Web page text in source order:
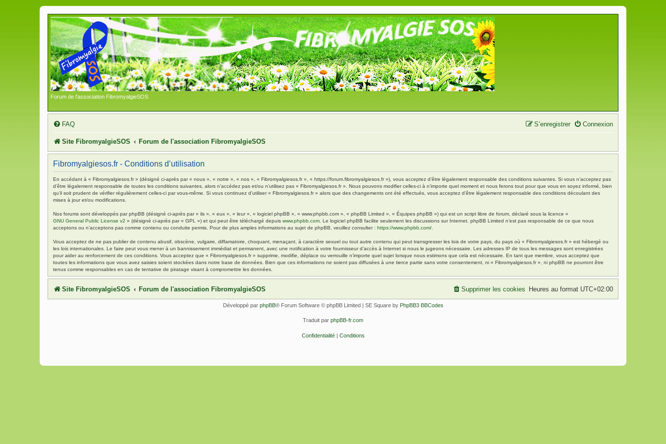
Forum de l'association FibromyalgieSOS
FAQ Connexion
S’enregistrer
Site FibromyalgieSOS Forum de l'association FibromyalgieSOS
Fibromyalgiesos.fr - Conditions d’utilisation
En accédant à « Fibromyalgiesos.fr » (désigné ci-après par « nous », « notre », « nos », « Fibromyalgiesos.fr », « https://forum.fibromyalgiesos.fr »), vous acceptez d’être légalement responsable des conditions suivantes. Si vous n’acceptez pas
d’être légalement responsable de toutes les conditions suivantes, alors n’accédez pas et/ou n’utilisez pas « Fibromyalgiesos.fr ». Nous pouvons modifier celles-ci à n’importe quel moment et nous ferons tout pour que vous en soyez informé, bien
qu’il soit prudent de vérifier régulièrement celles-ci par vous-même. Si vous continuez d’utiliser « Fibromyalgiesos.fr » alors que des changements ont été effectués, vous acceptez d’être légalement responsable des conditions découlant des
mises à jour et/ou modifications.
Nos forums sont développés par phpBB (désigné ci-après par « ils », « eux », « leur », « logiciel phpBB », « www.phpbb.com », « phpBB Limited », « Équipes phpBB ») qui est un script libre de forum, déclaré sous la licence «
GNU General Public License v2 » (désigné ci-après par « GPL ») et qui peut être téléchargé depuis www.phpbb.com . Le logiciel phpBB facilite seulement les discussions sur Internet. phpBB Limited n’est pas responsable de ce que nous
acceptons ou n’acceptons pas comme contenu ou conduite permis. Pour de plus amples informations au sujet de phpBB, veuillez consulter : https://www.phpbb.com/
Vous acceptez de ne pas publier de contenu abusif, obscène, vulgaire, diffamatoire, choquant, menaçant, à caractère sexuel ou tout autre contenu qui peut transgresser les lois de votre pays, du pays où « Fibromyalgiesos.fr » est hébergé ou
les lois internationales. Le faire peut vous mener à un bannissement immédiat et permanent, avec une notification à votre fournisseur d’accès à Internet si nous le jugeons nécessaire. Les adresses IP de tous les messages sont enregistrées
pour aider au renforcement de ces conditions. Vous acceptez que « Fibromyalgiesos.fr » supprime, modifie, déplace ou verrouille n’importe quel sujet lorsque nous estimons que cela est nécessaire. En tant que membre, vous acceptez que
toutes les informations que vous avez saisies soient stockées dans notre base de données. Bien que ces informations ne soient pas diffusées à une tierce partie sans votre consentement, ni « Fibromyalgiesos.fr », ni phpBB ne pourront être
tenus comme responsables en cas de tentative de piratage visant à compromettre les données.
Site FibromyalgieSOS Forum de l'association FibromyalgieSOS Heures au format UTC+02:00
Supprimer les cookies
Développé par phpBB® Forum Software © phpBB Limited | SE Square by PhpBB3 BBCodes
Traduit par phpBB-fr.com
Confidentialité| Conditions